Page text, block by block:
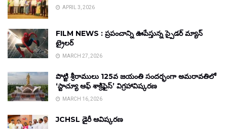
APRIL 3, 2026
FILM NEWS : ప్రపంచాన్ని ఊపేస్తున్న స్పైడర్ మ్యాన్
ట్రైలర్
MARCH 27, 2026
పొట్టి శ్రీరాములు 125వ జయంతి సందర్భంగా అమరావతిలో
‘స్టాచ్యూ ఆఫ్ శాక్రిఫైస్’ విగ్రహావిష్కరణ
MARCH 16, 2026
JCHSL డైరీ ఆవిష్కరణ